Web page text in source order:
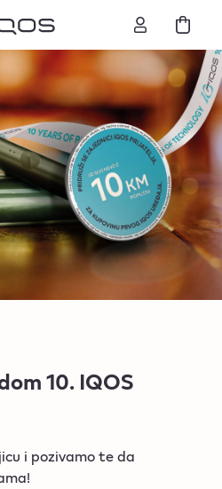
10. IQOS
i pozivamo te da